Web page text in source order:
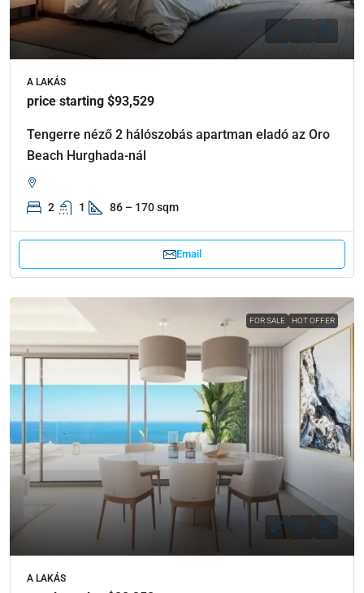
A LAKÁS
price starting $93,529
Tengerre néző 2 hálószobás apartman eladó az Oro
Beach Hurghada-nál
2 1 86 – 170 sqm
Email
FOR SALE HOT OFFER
A LAKÁS